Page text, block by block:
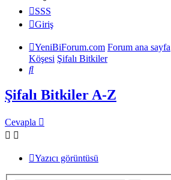
SSS
Giriş
YeniBiForum.com Forum ana sayfa
Köşesi Şifalı Bitkiler
Ara
Şifalı Bitkiler A-Z
Cevapla
Yazıcı görüntüsü